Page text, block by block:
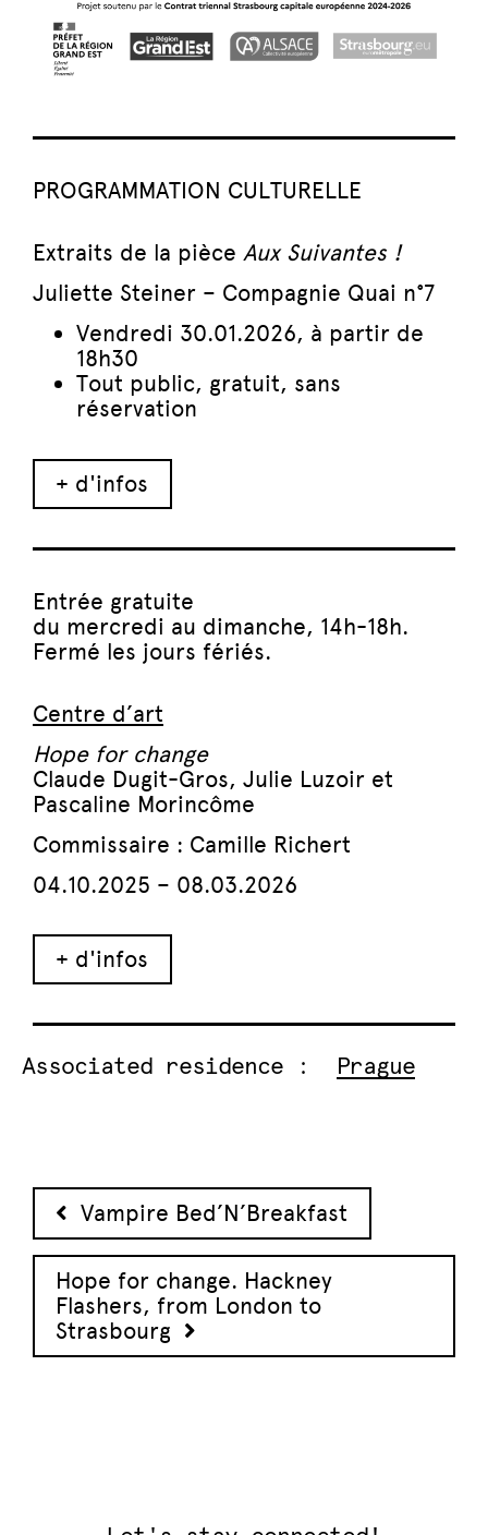
PROGRAMMATION CULTURELLE
Extraits de la pièce Aux Suivantes !
Juliette Steiner – Compagnie Quai n°7
Vendredi 30.01.2026, à partir de
18h30
Tout public, gratuit, sans
réservation
+ d'infos
Entrée gratuite
du mercredi au dimanche, 14h-18h.
Fermé les jours fériés.
Centre d’art
Hope for change
Claude Dugit-Gros, Julie Luzoir et
Pascaline Morincôme
Commissaire : Camille Richert
04.10.2025 – 08.03.2026
+ d'infos
Associated residence : Prague
Post navigation
Vampire Bed’N’Breakfast
Hope for change. Hackney
Flashers, from London to
Strasbourg